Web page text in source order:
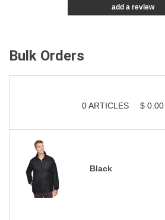
add a review
Bulk Orders
0ARTICLES $ 0.00
Black